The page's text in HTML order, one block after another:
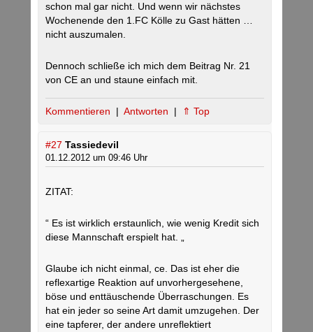
schon mal gar nicht. Und wenn wir nächstes
Wochenende den 1.FC Kölle zu Gast hätten …
nicht auszumalen.
Dennoch schließe ich mich dem Beitrag Nr. 21
von CE an und staune einfach mit.
Kommentieren | Antworten | ⇑ Top
#27 Tassiedevil
01.12.2012 um 09:46 Uhr
ZITAT:
“ Es ist wirklich erstaunlich, wie wenig Kredit sich
diese Mannschaft erspielt hat. „
Glaube ich nicht einmal, ce. Das ist eher die
reflexartige Reaktion auf unvorhergesehene,
böse und enttäuschende Überraschungen. Es
hat ein jeder so seine Art damit umzugehen. Der
eine tapferer, der andere unreflektiert